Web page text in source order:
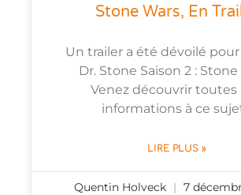
Stone Wars, En
Un trailer a été dévoilé pour
Dr. Stone Saison 2 : Stone
Venez découvrir toutes
informations à ce
LIRE PLUS »
Quentin Holveck 7